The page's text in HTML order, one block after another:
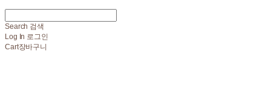
Search 검색
Log In 로그인
Cart장바구니